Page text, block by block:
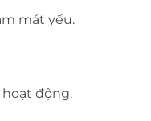
mát yếu.
động.